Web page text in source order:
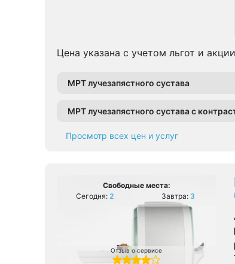
Цена указана с учетом льгот и акции
МРТ лучезапястного сустава
МРТ лучезапястного сустава с
Просмотр всех цен и услуг
Свободные места:
Сегодня: 2 Завтра: 3
Отзыв о сервисе